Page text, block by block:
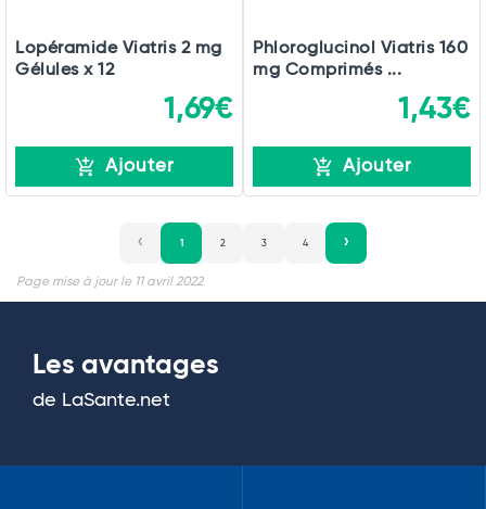
Lopéramide Viatris 2 mg
Gélules x 12
1,69€
Ajouter
Phloroglucinol Viatris 160
mg Comprimés ...
1,43€
Ajouter
1 2 3 4
Page mise à jour le 11 avril 2022
Les avantages
de LaSante.net